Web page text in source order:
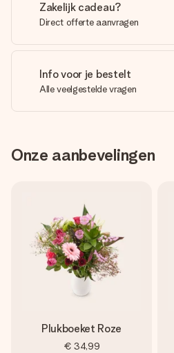
Zakelijk cadeau?
Direct offerte aanvragen
Info voor je bestelt
Alle veelgestelde vragen
Onze aanbevelingen
Plukboeket Roze
€ 34,99